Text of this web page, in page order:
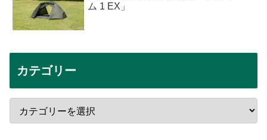
ム 1 EX」
カテゴリー